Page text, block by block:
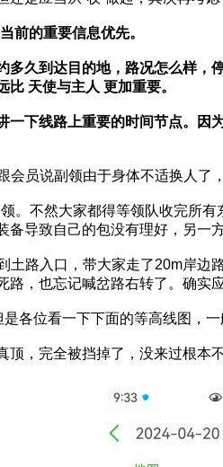
前的重要信息优先。
多久到达目的地，路况怎么样
天使与主人 更加重要。
一下线路上重要的时间节点。
员说副领由于身体不适换人了
。不然大家都得等领队收完所
导致自己的包没有理好，另一
土路入口，带大家走了20m岸
，也忘记喊岔路右转了。确实
各位看一下下面的等高线图，
，完全被挡掉了，没来过根本